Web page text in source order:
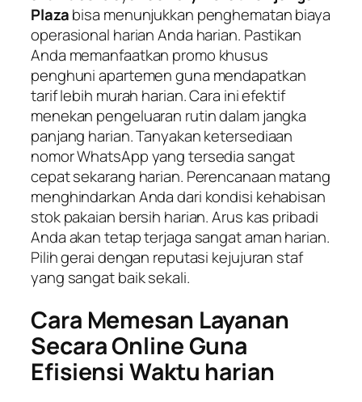
Plazabisa menunjukkan penghematan biaya
operasional harian Anda harian. Pastikan
Anda memanfaatkan promo khusus
penghuni apartemen guna mendapatkan
tarif lebih murah harian. Cara ini efektif
menekan pengeluaran rutin dalam jangka
panjang harian. Tanyakan ketersediaan
nomor WhatsApp yang tersedia sangat
cepat sekarang harian. Perencanaan matang
menghindarkan Anda dari kondisi kehabisan
stok pakaian bersih harian. Arus kas pribadi
Anda akan tetap terjaga sangat aman harian.
Pilih gerai dengan reputasi kejujuran staf
yang sangat baik sekali.
Cara Memesan Layanan
Secara Online Guna
Efisiensi Waktu harian